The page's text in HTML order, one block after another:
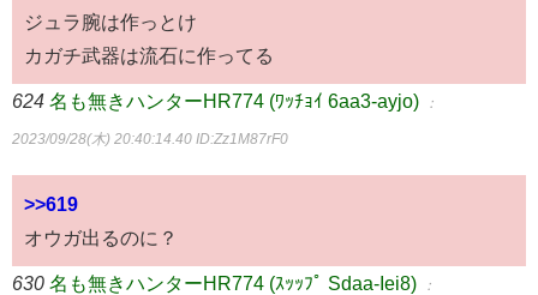
ジュラ腕は作っとけ
カガチ武器は流石に作ってる
624 名も無きハンターHR774 (ﾜｯﾁｮｲ 6aa3-ayjo) ：
2023/09/28(木) 20:40:14.40 ID:Zz1M87rF0
>>619
オウガ出るのに？
630 名も無きハンターHR774 (ｽｯｯﾌﾟ Sdaa-Iei8) ：